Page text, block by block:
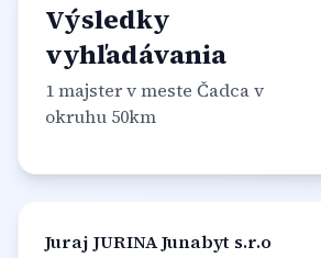
Montážnik
Murár
Pokrývač
Sťahovák
Zámočník
Zahradník
Výsledky
vyhľadávania
1 majsterv meste Čadcav
okruhu 50km
Juraj JURINA Junabyt s.r.o